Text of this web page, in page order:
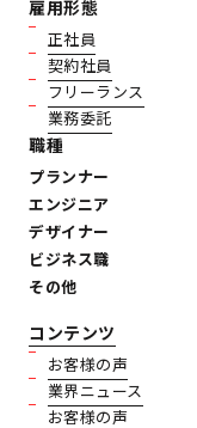
雇用形態
正社員
契約社員
フリーランス
業務委託
職種
プランナー
エンジニア
デザイナー
ビジネス職
その他
コンテンツ
お客様の声
業界ニュース
お客様の声